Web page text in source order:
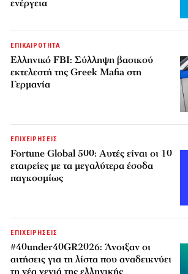
ενέργεια
ΕΠΙΚΑΙΡΟΤΗΤΑ
Ελληνικό FBI: Σύλληψη βασικού
εκτελεστή της Greek Mafia στη
Γερμανία
ΕΠΙΧΕΙΡΗΣΕΙΣ
Fortune Global 500: Αυτές είναι οι 10
εταιρείες με τα μεγαλύτερα έσοδα
παγκοσμίως
ΕΠΙΧΕΙΡΗΣΕΙΣ
#40under40GR2026: Άνοιξαν οι
αιτήσεις για τη λίστα που αναδεικνύει